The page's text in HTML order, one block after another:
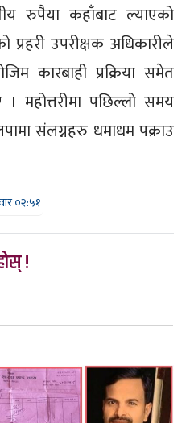
रुपैया कहाँबाट ल्याएको
उपरीक्षक अधिकारीले
कारबाही प्रक्रिया समेत
महोत्तरीमा पछिल्लो समय
संलग्नहरु धमाधम पक्राउ
०२:५१
!